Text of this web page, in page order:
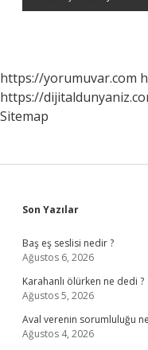
https://yorumuvar.com
https://
Sitemap
Sidebar
Son Yazılar
Baş eş seslisi nedir ?
Ağustos 6, 2026
Karahanlı ölürken ne dedi ?
Ağustos 5, 2026
Aval verenin sorumluluğu
Ağustos 4, 2026